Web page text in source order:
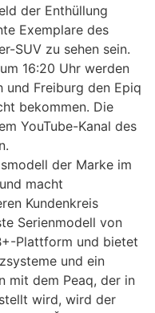
der Enthüllung
Exemplare des
SUV zu sehen sein.
16:20 Uhr werden
und Freiburg den Epiq
bekommen. Die
YouTube-Kanal des
der Marke im
macht
Kundenkreis
Serienmodell von
Plattform und bietet
und ein
mit dem Peaq, der in
wird, wird der